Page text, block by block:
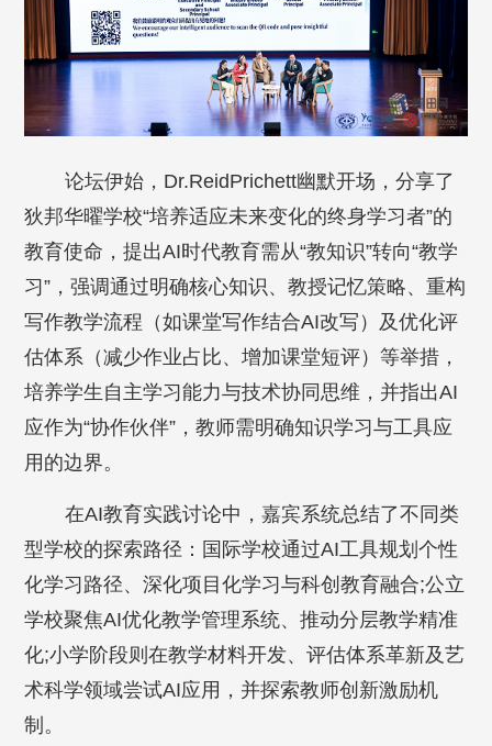
论坛伊始，Dr.ReidPrichett幽默开场，分享了
狄邦华曜学校“培养适应未来变化的终身学习者”的
教育使命，提出AI时代教育需从“教知识”转向“教学
习”，强调通过明确核心知识、教授记忆策略、重构
写作教学流程（如课堂写作结合AI改写）及优化评
估体系（减少作业占比、增加课堂短评）等举措，
培养学生自主学习能力与技术协同思维，并指出AI
应作为“协作伙伴”，教师需明确知识学习与工具应
用的边界。
在AI教育实践讨论中，嘉宾系统总结了不同类
型学校的探索路径：国际学校通过AI工具规划个性
化学习路径、深化项目化学习与科创教育融合;公立
学校聚焦AI优化教学管理系统、推动分层教学精准
化;小学阶段则在教学材料开发、评估体系革新及艺
术科学领域尝试AI应用，并探索教师创新激励机
制。